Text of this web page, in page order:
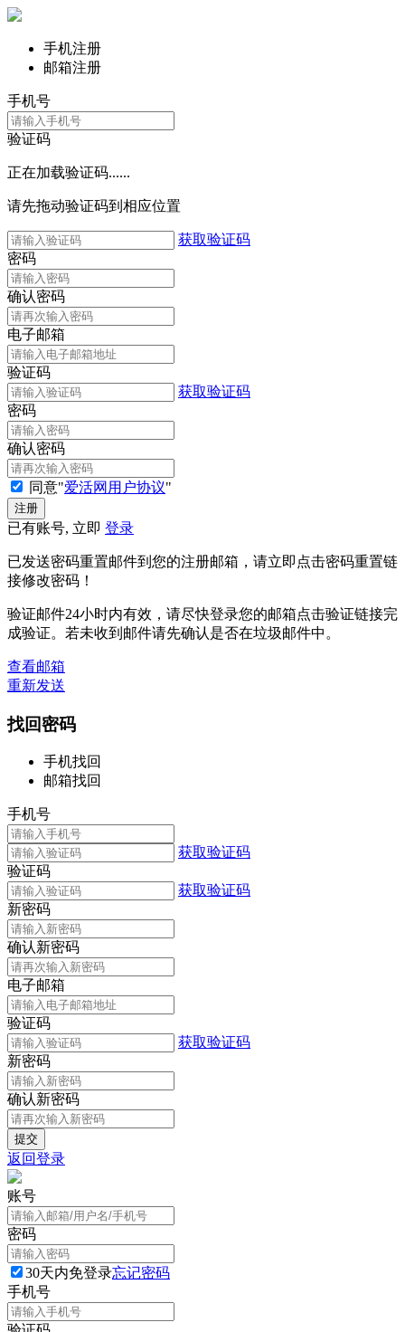
手机注册
邮箱注册
手机号
验证码
正在加载验证码......
请先拖动验证码到相应位置
获取验证码
密码
确认密码
电子邮箱
验证码
获取验证码
密码
确认密码
同意"爱活网用户协议"
已有账号, 立即 登录
已发送密码重置邮件到您的注册邮箱，请立即点击密码重置链
接修改密码！
验证邮件24小时内有效，请尽快登录您的邮箱点击验证链接完
成验证。若未收到邮件请先确认是否在垃圾邮件中。
查看邮箱
重新发送
找回密码
手机找回
邮箱找回
手机号
获取验证码
验证码
获取验证码
新密码
确认新密码
电子邮箱
验证码
获取验证码
新密码
确认新密码
返回登录
账号
密码
30天内免登录忘记密码
手机号